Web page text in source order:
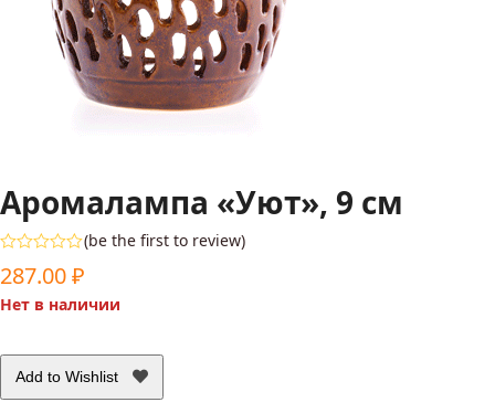
Аромалампа «Уют», 9 см
0
5
(be the first to review)
287.00₽
Нет в наличии
Add to Wishlist